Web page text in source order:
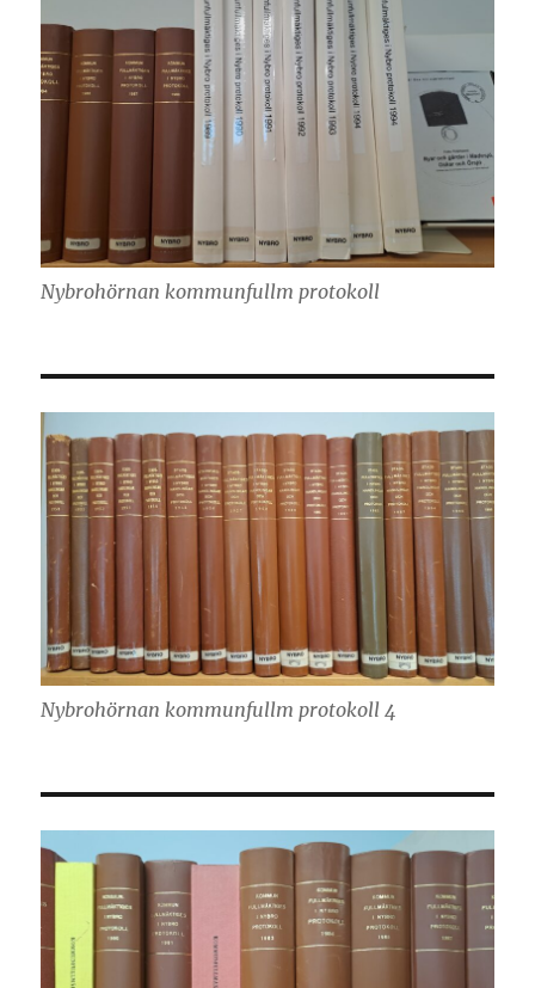
Nybrohörnan kommunfullm protokoll
Nybrohörnan kommunfullm protokoll 4